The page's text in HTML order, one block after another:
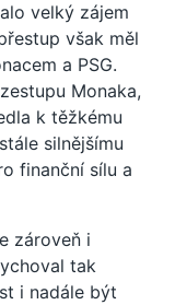
velký zájem
však měl
a PSG.
Monaka,
k těžkému
silnějšímu
finanční sílu a
zároveň i
tak
i nadále být